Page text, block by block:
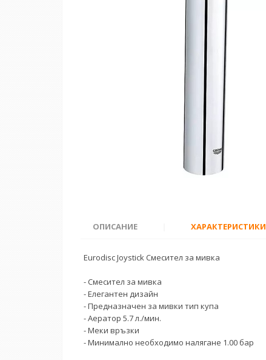
ОПИСАНИЕ ХАРАКТЕРИСТИКИ
Eurodisc Joystick Смесител за мивка
- Смесител за мивка
- Елегантен дизайн
- Предназначен за мивки тип купа
- Аератор 5.7 л./мин.
- Меки връзки
- Минимално необходимо налягане 1.00 бар